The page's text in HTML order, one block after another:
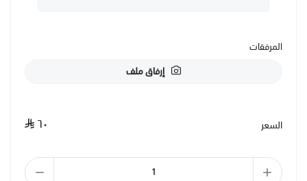
المرفقات
إرفاق ملف
السعر ٦٠